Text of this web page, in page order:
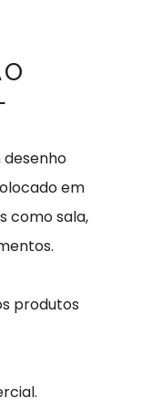
desenho
em
como sala,
produtos